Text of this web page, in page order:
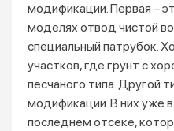
модификации. Первая –
моделях отвод чистой
специальный патрубок.
участков, где грунт с
песчаного типа. Другой
модификации. В них уже
последнем отсеке,